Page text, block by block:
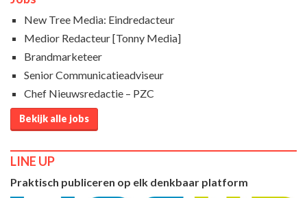
New Tree Media: Eindredacteur
Medior Redacteur [Tonny Media]
Brandmarketeer
Senior Communicatieadviseur
Chef Nieuwsredactie – PZC
Bekijk alle jobs
LINE UP
Praktisch publiceren op elk denkbaar platform